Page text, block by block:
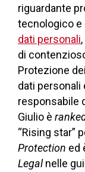
riguardante
tecnologico e
dati personali
di
Protezione
dati personali
responsabile
Giulio è
“Rising star”
Protection ed
Legalnelle